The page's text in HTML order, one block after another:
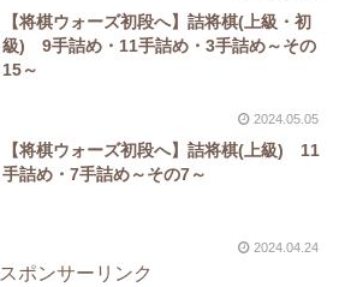
【将棋ウォーズ初段へ】詰将棋(上級・初
級) 9手詰め・11手詰め・3手詰め～その
15～
2024.05.05
【将棋ウォーズ初段へ】詰将棋(上級) 11
手詰め・7手詰め～その7～
2024.04.24
スポンサーリンク